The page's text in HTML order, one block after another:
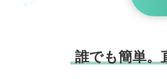
誰でも簡単。